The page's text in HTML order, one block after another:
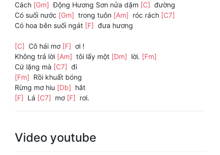
Cách [Gm] Động Hương Sơn nửa dặm [C] đường
Có suối nước [Gm] trong tuôn [Am] róc rách [C7]
Có hoa bên suối ngát [F] đưa hương
[C] Cô hái mơ [F] ơi !
Không trả lời [Am] tôi lấy một [Dm] lời. [Fm]
Cứ lặng mà [C7] đi
[Fm] Rồi khuất bóng
Rừng mơ hiu [Db] hắt
[F] Lá [C7] mơ [F] rơi.
Video youtube